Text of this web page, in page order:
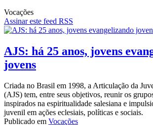
Vocações
Assinar este feed RSS
AJS: há 25 anos, jovens
jovens
Criada no Brasil em 1998, a Articulação da
(AJS) tem, entre seus objetivos, reunir os
inspirados na espiritualidade salesiana e
juvenil em ações eclesiais, políticas e sociais.
Publicado em Vocações